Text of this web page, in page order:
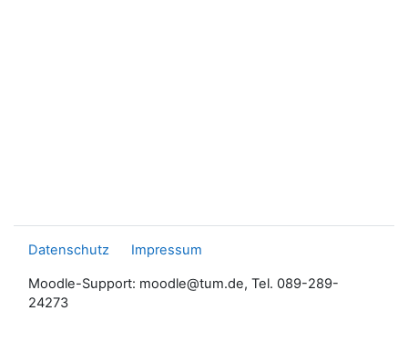
Datenschutz Impressum
Moodle-Support: moodle@tum.de, Tel. 089-289-
24273